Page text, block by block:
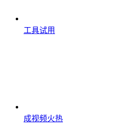
工具试用
成视频火热